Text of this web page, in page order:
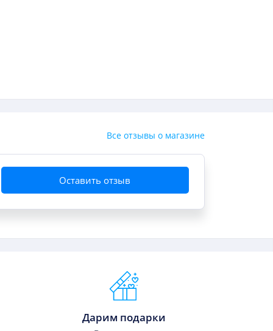
Все отзывы о магазине
Оставить отзыв
Дарим подарки